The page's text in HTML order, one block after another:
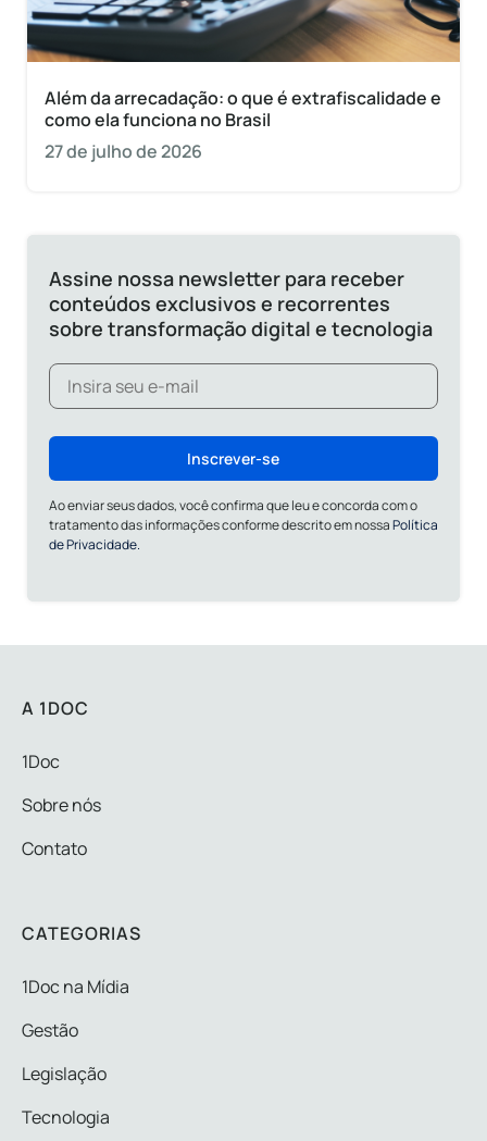
Além da arrecadação: o que é extrafiscalidade e
como ela funciona no Brasil
27 de julho de 2026
Assine nossa newsletter para receber
conteúdos exclusivos e recorrentes
sobre transformação digital e tecnologia
Inscrever-se
Ao enviar seus dados, você confirma que leu e concorda com o
tratamento das informações conforme descrito em nossaPolítica
de Privacidade.
A 1DOC
1Doc
Sobre nós
Contato
CATEGORIAS
1Doc na Mídia
Gestão
Legislação
Tecnologia